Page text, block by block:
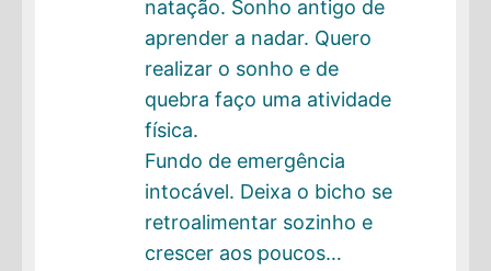
natação. Sonho antigo de
aprender a nadar. Quero
realizar o sonho e de
quebra faço uma atividade
física.
Fundo de emergência
intocável. Deixa o bicho se
retroalimentar sozinho e
crescer aos poucos…